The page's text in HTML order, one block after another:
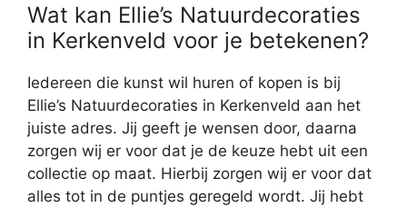
Wat kan Ellie’s Natuurdecoraties
in Kerkenveld voor je betekenen?
Iedereen die kunst wil huren of kopen is bij
Ellie’s Natuurdecoraties in Kerkenveld aan het
juiste adres. Jij geeft je wensen door, daarna
zorgen wij er voor dat je de keuze hebt uit een
collectie op maat. Hierbij zorgen wij er voor dat
alles tot in de puntjes geregeld wordt. Jij hebt